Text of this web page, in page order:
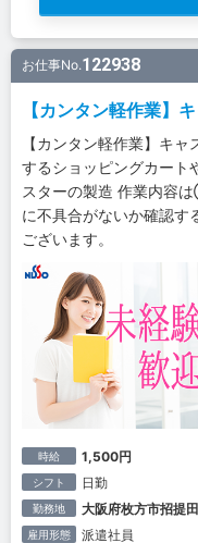
お仕事No.122938
【カンタン軽作業】
【カンタン軽作業】キ
するショッピングカート
スターの製造 作業内容
に不具合がないか確認
ございます。
時給 1,500円
シフト 日勤
勤務地 大阪府枚方市招提
雇用形態 派遣社員